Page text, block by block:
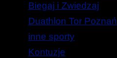
Biegaj i Zwiedzaj
Duathlon Tor Poznań
inne sporty
Kontuzje